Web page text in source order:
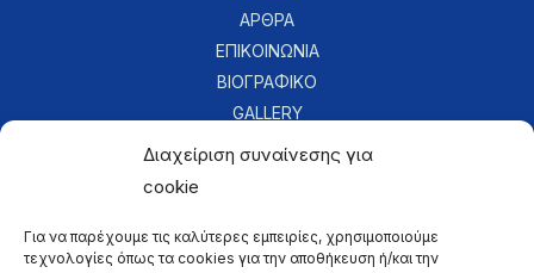
Διαχείριση συναίνεσης για
cookie
Για να παρέχουμε τις καλύτερες εμπειρίες, χρησιμοποιούμε
τεχνολογίες όπως τα cookies για την αποθήκευση ή/και την
ΑΡΘΡΑ
ΕΠΙΚΟΙΝΩΝΙΑ
ΒΙΟΓΡΑΦΙΚΟ
GALLERY